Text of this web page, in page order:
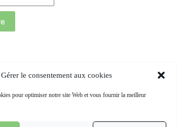
Gérer le consentement aux cookies
pour optimiser notre site Web et vous fournir la meilleur